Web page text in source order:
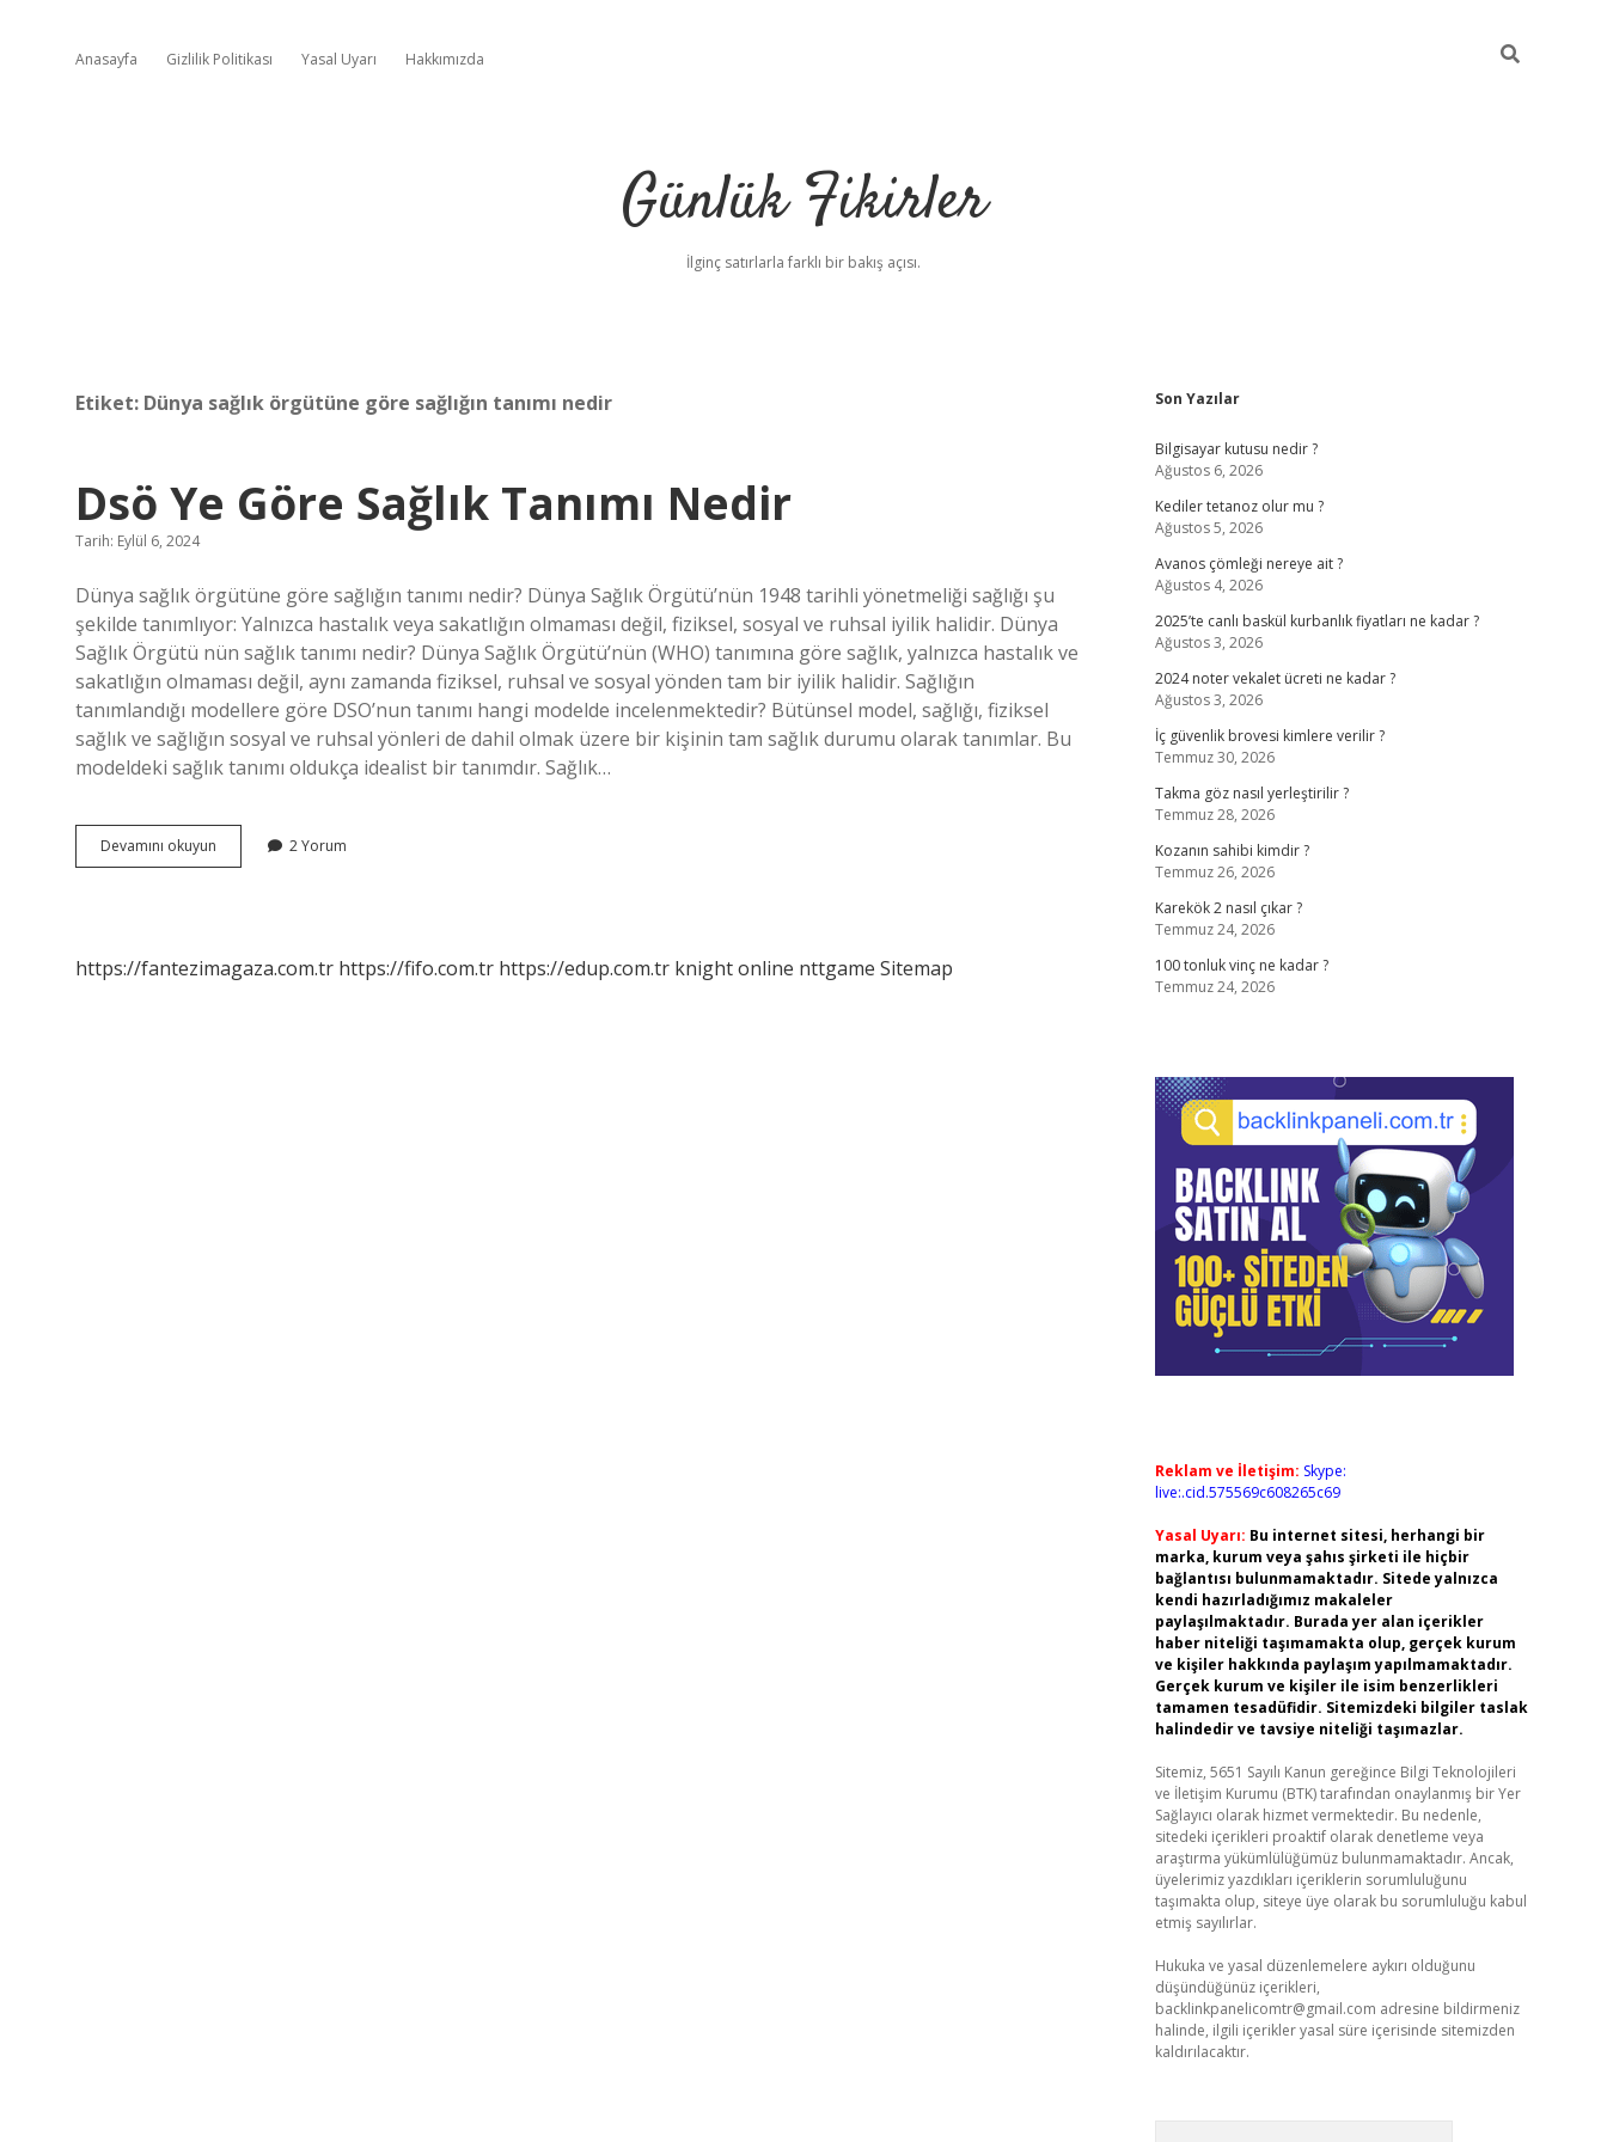
Anasayfa Gizlilik Politikası Yasal Uyarı Hakkımızda
Günlük Fikirler
İlginç satırlarla farklı bir bakış açısı.
Etiket: Dünya sağlık örgütüne göre sağlığın tanımı nedir
Dsö Ye Göre Sağlık Tanımı Nedir
Tarih: Eylül 6, 2024
Dünya sağlık örgütüne göre sağlığın tanımı nedir? Dünya Sağlık Örgütü’nün 1948 tarihli yönetmeliği sağlığı şu
şekilde tanımlıyor: Yalnızca hastalık veya sakatlığın olmaması değil, fiziksel, sosyal ve ruhsal iyilik halidir. Dünya
Sağlık Örgütü nün sağlık tanımı nedir? Dünya Sağlık Örgütü’nün (WHO) tanımına göre sağlık, yalnızca hastalık ve
sakatlığın olmaması değil, aynı zamanda fiziksel, ruhsal ve sosyal yönden tam bir iyilik halidir. Sağlığın
tanımlandığı modellere göre DSO’nun tanımı hangi modelde incelenmektedir? Bütünsel model, sağlığı, fiziksel
sağlık ve sağlığın sosyal ve ruhsal yönleri de dahil olmak üzere bir kişinin tam sağlık durumu olarak tanımlar. Bu
modeldeki sağlık tanımı oldukça idealist bir tanımdır. Sağlık…
Devamını okuyun
Ye
2 Yorum
https://fantezimagaza.com.tr https://fifo.com.tr https://edup.com.tr knight online nttgame Sitemap
Sidebar
Son Yazılar
Bilgisayar kutusu nedir ?
Ağustos 6, 2026
Kediler tetanoz olur mu ?
Ağustos 5, 2026
Avanos çömleği nereye ait ?
Ağustos 4, 2026
2025’te canlı baskül kurbanlık fiyatları ne kadar ?
Ağustos 3, 2026
2024 noter vekalet ücreti ne kadar ?
Ağustos 3, 2026
İç güvenlik brovesi kimlere verilir ?
Temmuz 30, 2026
Takma göz nasıl yerleştirilir ?
Temmuz 28, 2026
Kozanın sahibi kimdir ?
Temmuz 26, 2026
Karekök 2 nasıl çıkar ?
Temmuz 24, 2026
100 tonluk vinç ne kadar ?
Temmuz 24, 2026
Reklam ve İletişim: Skype:
live:.cid.575569c608265c69
Yasal Uyarı: Bu internet sitesi, herhangi bir
marka, kurum veya şahıs şirketi ile hiçbir
bağlantısı bulunmamaktadır. Sitede yalnızca
kendi hazırladığımız makaleler
paylaşılmaktadır. Burada yer alan içerikler
haber niteliği taşımamakta olup, gerçek kurum
ve kişiler hakkında paylaşım yapılmamaktadır.
Gerçek kurum ve kişiler ile isim benzerlikleri
tamamen tesadüfidir. Sitemizdeki bilgiler taslak
halindedir ve tavsiye niteliği taşımazlar.
Sitemiz, 5651 Sayılı Kanun gereğince Bilgi Teknolojileri
ve İletişim Kurumu (BTK) tarafından onaylanmış bir Yer
Sağlayıcı olarak hizmet vermektedir. Bu nedenle,
sitedeki içerikleri proaktif olarak denetleme veya
araştırma yükümlülüğümüz bulunmamaktadır. Ancak,
üyelerimiz yazdıkları içeriklerin sorumluluğunu
taşımakta olup, siteye üye olarak bu sorumluluğu kabul
etmiş sayılırlar.
Hukuka ve yasal düzenlemelere aykırı olduğunu
düşündüğünüz içerikleri,
backlinkpanelicomtr@gmail.com adresine bildirmeniz
halinde, ilgili içerikler yasal süre içerisinde sitemizden
kaldırılacaktır.